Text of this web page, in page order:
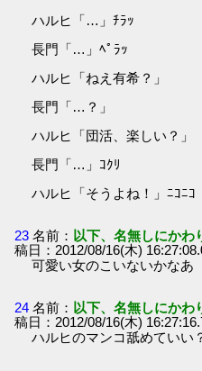
ハルヒ「…」ﾁﾗｯ
長門「…」ﾍﾟﾗｯ
ハルヒ「ねえ有希？」
長門「…？」
ハルヒ「団活、楽しい？」
長門「…」ｺｸﾘ
ハルヒ「そうよね！」ﾆｺﾆｺ
23 名前： 以下、名無しにかわ
稿日：2012/08/16(木)
可愛い女のこいないかなあ
24 名前： 以下、名無しにかわ
稿日：2012/08/16(木)
ハルヒのマンコ舐めていい